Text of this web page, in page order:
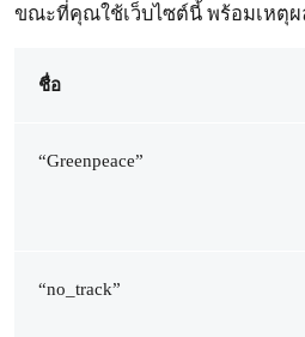
ขณะที่คุณใช้เว็บไซต์นี้ พร้อมเหตุผ
ชื่อ
“Greenpeace”
“no_track”